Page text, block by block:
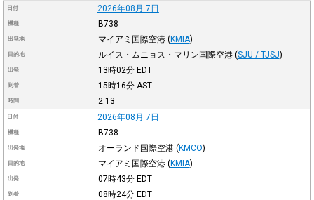
日付 2026年08月 7日
機種 B738
出発地 マイアミ国際空港 (KMIA)
目的地 ルイス・ムニョス・マリン国際空港 (SJU / TJSJ)
出発 13時02分 EDT
到着 15時16分 AST
時間 2:13
日付 2026年08月 7日
機種 B738
出発地 オーランド国際空港 (KMCO)
目的地 マイアミ国際空港 (KMIA)
出発 07時43分 EDT
到着 08時24分 EDT